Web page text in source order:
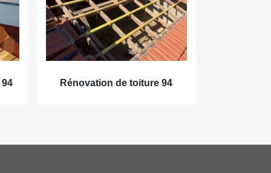
Rénovation de toiture 94